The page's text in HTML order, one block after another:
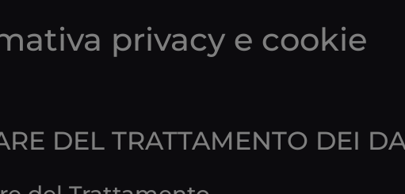
privacy e cookie
DEL TRATTAMENTO DEI